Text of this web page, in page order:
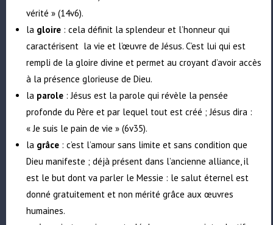
vérité » (14v6).
la gloire : cela définit la splendeur et l’honneur qui
caractérisent la vie et l’œuvre de Jésus. C’est lui qui est
rempli de la gloire divine et permet au croyant d’avoir accès
à la présence glorieuse de Dieu.
la parole : Jésus est la parole qui révèle la pensée
profonde du Père et par lequel tout est créé ; Jésus dira :
« Je suis le pain de vie » (6v35).
la grâce : c’est l’amour sans limite et sans condition que
Dieu manifeste ; déjà présent dans l’ancienne alliance, il
est le but dont va parler le Messie : le salut éternel est
donné gratuitement et non mérité grâce aux œuvres
humaines.